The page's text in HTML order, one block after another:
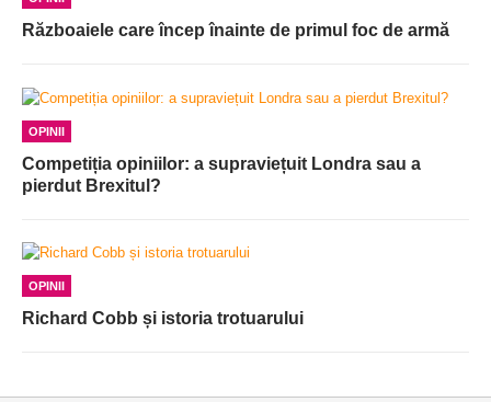
Războaiele care încep înainte de primul foc de armă
OPINII
Competiția opiniilor: a supraviețuit Londra sau a
pierdut Brexitul?
OPINII
Richard Cobb și istoria trotuarului